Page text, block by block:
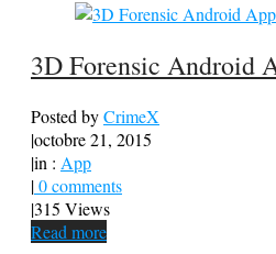
3D Forensic Android
Posted byCrimeX
|octobre 21, 2015
|in : App
|0 comments
|315 Views
Read more